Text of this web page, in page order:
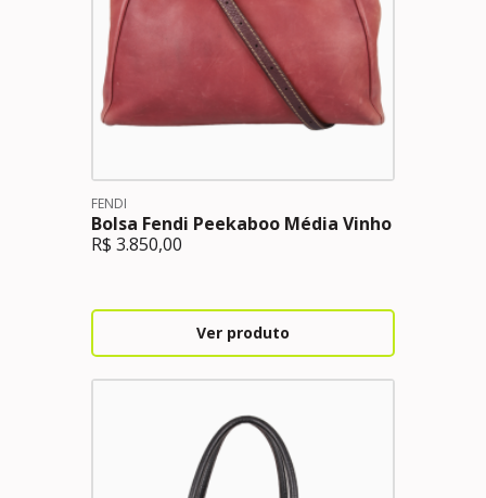
FENDI
Bolsa Fendi Peekaboo Média Vinho
R$ 3.850,00
Ver produto